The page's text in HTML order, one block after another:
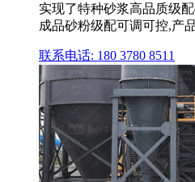
实现了特种砂浆高品质级
成品砂粉级配可调可控,产
联系电话: 180 3780 8511